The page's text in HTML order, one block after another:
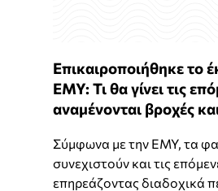
Επικαιροποιήθηκε το
ΕΜΥ: Τι θα γίνει τις
αναμένονται βροχές
Σύμφωνα με την ΕΜΥ, τα
συνεχιστούν και τις
επηρεάζοντας διαδοχικά